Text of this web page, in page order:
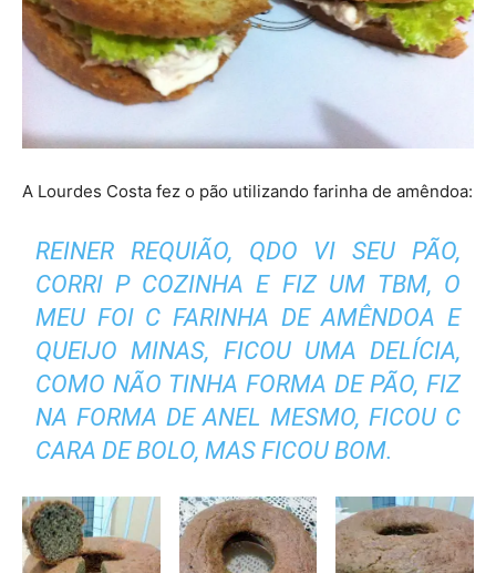
A Lourdes Costa fez o pão utilizando farinha de amêndoa:
REINER REQUIÃO, QDO VI SEU PÃO,
CORRI P COZINHA E FIZ UM TBM, O
MEU FOI C FARINHA DE AMÊNDOA E
QUEIJO MINAS, FICOU UMA DELÍCIA,
COMO NÃO TINHA FORMA DE PÃO, FIZ
NA FORMA DE ANEL MESMO, FICOU C
CARA DE BOLO, MAS FICOU BOM.